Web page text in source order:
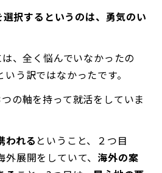
選択するというのは、勇気のい
、全く悩んでいなかったの
う訳ではなかったです。
の軸を持って就活をしていま
われる ということ、２つ目
展開をしていて、 海外の案